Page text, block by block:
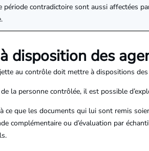
contradictoire sont aussi affectées
disposition des
au contrôle doit mettre à dispositions
la personne contrôlée, il est possible
ce que les documents qui lui sont remis
complémentaire ou d’évaluation par